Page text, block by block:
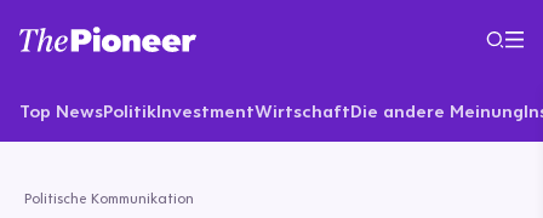
Top NewsPolitikInvestmentWirtschaftDie andere Meinung
Politische Kommunikation